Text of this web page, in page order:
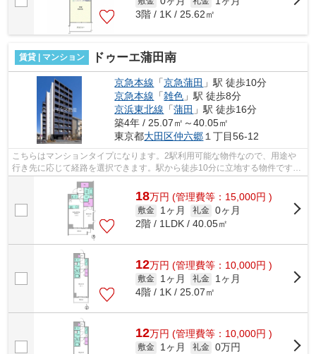
3階 / 1K / 25.62㎡
賃貸 | マンション ドゥーエ蒲田南
京急本線 「京急蒲田 」駅 徒歩10分
京急本線 「雑色 」駅 徒歩8分
京浜東北線 「蒲田 」駅 徒歩16分
築4年 / 25.07㎡～40.05㎡
東京都大田区仲六郷１丁目56-12
こちらはマンションタイプになります。2駅利用可能な物件なので、用途や
行き先に応じて経路を選択できます。駅から徒歩10分に立地する物件です。
場所が平坦なのは、ランニングをする上...
18万円 (管理費等：15,000円 )
敷金 1ヶ月 礼金 0ヶ月
2階 / 1LDK / 40.05㎡
12万円 (管理費等：10,000円 )
敷金 1ヶ月 礼金
1ヶ月
4階 / 1K / 25.07㎡
12万円 (管理費等：10,000円 )
敷金 1ヶ月 礼金 0万円